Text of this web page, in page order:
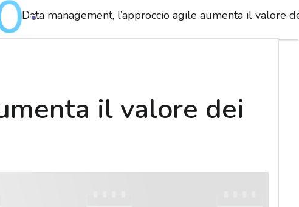
Data management, l’approccio agile aumenta il valore
il valore dei